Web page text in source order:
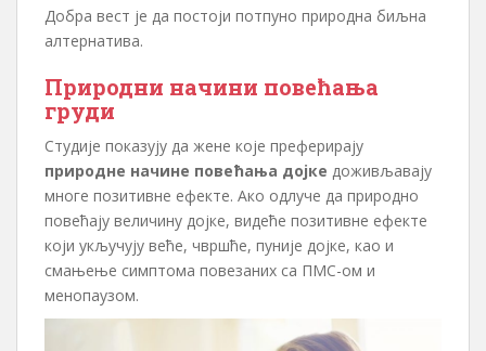
Добра вест је да постоји потпуно природна биљна
алтернатива.
Природни начини повећања
груди
Студије показују да жене које преферирају
природне начине повећања дојке доживљавају
многе позитивне ефекте. Ако одлуче да природно
повећају величину дојке, видеће позитивне ефекте
који укључују веће, чвршће, пуније дојке, као и
смањење симптома повезаних са ПМС-ом и
менопаузом.